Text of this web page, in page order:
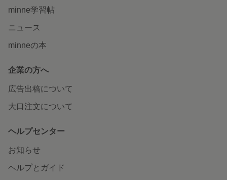
minne学習帖
ニュース
minneの本
企業の方へ
広告出稿について
大口注文について
ヘルプセンター
お知らせ
ヘルプとガイド